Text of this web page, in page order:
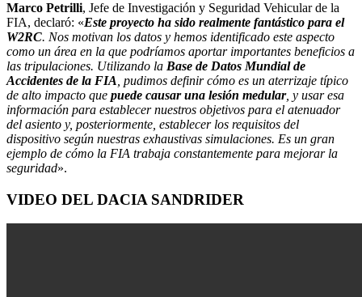
Marco Petrilli, Jefe de Investigación y Seguridad Vehicular de la
FIA, declaró: «Este proyecto ha sido realmente fantástico para el
W2RC. Nos motivan los datos y hemos identificado este aspecto
como un área en la que podríamos aportar importantes beneficios a
las tripulaciones. Utilizando la Base de Datos Mundial de
Accidentes de la FIA , pudimos definir cómo es un aterrizaje típico
de alto impacto que puede causar una lesión medular, y usar esa
información para establecer nuestros objetivos para el atenuador
del asiento y, posteriormente, establecer los requisitos del
dispositivo según nuestras exhaustivas simulaciones. Es un gran
ejemplo de cómo la FIA trabaja constantemente para mejorar la
seguridad».
VIDEO DEL DACIA SANDRIDER